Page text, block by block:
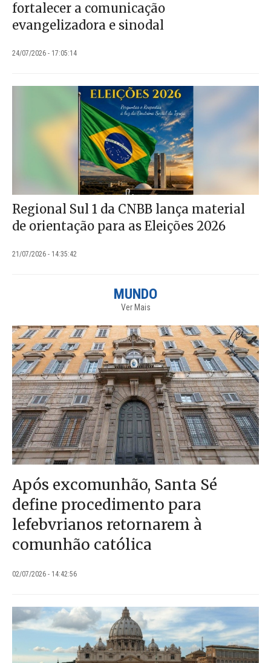
fortalecer a comunicação
evangelizadora e sinodal
24/07/2026 - 17:05:14
Regional Sul 1 da CNBB lança material
de orientação para as Eleições 2026
21/07/2026 - 14:35:42
MUNDO
Ver Mais
Após excomunhão, Santa Sé
define procedimento para
lefebvrianos retornarem à
comunhão católica
02/07/2026 - 14:42:56